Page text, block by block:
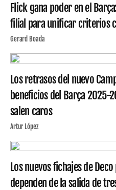
Flick gana poder en el
filial para unificar criterios
Gerard Boada
Los retrasos del nuevo
beneficios del Barça 2025-
salen caros
Artur López
Los nuevos fichajes de
dependen de la salida de